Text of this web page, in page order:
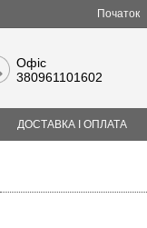
Початок
Офіс
380961101602
ДОСТАВКА І ОПЛАТА